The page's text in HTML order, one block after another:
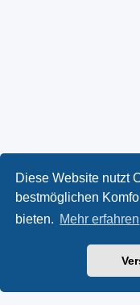
Diese Website nutzt
bestmöglichen
bieten. Mehr erfahren